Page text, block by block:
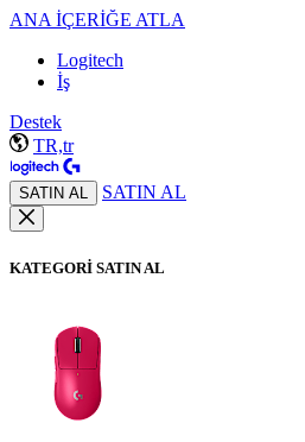
ANA İÇERİĞE ATLA
Logitech
İş
Destek
TR,tr
SATIN AL SATIN AL
KATEGORİ SATIN AL